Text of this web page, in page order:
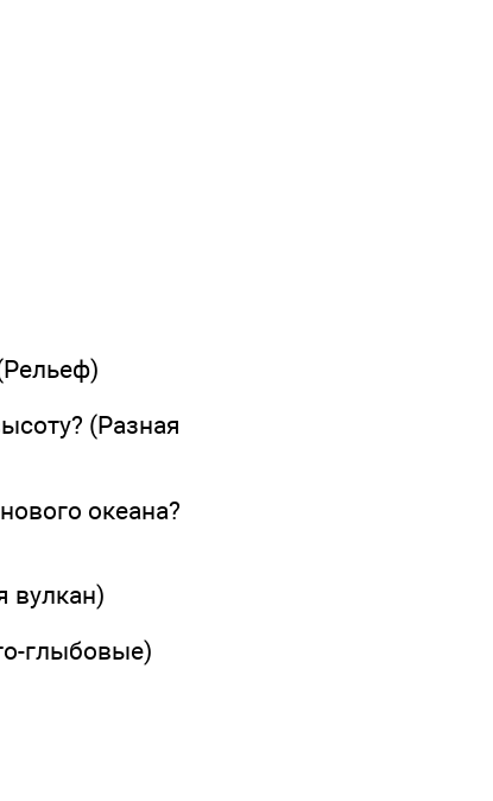
(Разная
океана?
вулкан)
глыбовые)